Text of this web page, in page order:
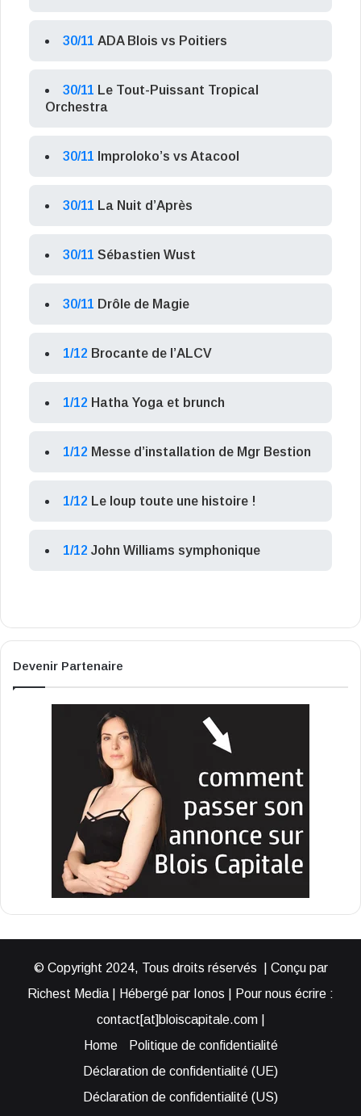
30/11 ADA Blois vs Poitiers
30/11 Le Tout-Puissant Tropical
Orchestra
30/11 Improloko’s vs Atacool
30/11 La Nuit d’Après
30/11 Sébastien Wust
30/11 Drôle de Magie
1/12 Brocante de l’ALCV
1/12 Hatha Yoga et brunch
1/12 Messe d’installation de Mgr Bestion
1/12 Le loup toute une histoire !
1/12 John Williams symphonique
Devenir Partenaire
© Copyright 2024, Tous droits réservés | Conçu par
Richest Media | Hébergé par Ionos | Pour nous écrire :
contact[at]bloiscapitale.com |
Home
Politique de confidentialité
Déclaration de confidentialité (UE)
Déclaration de confidentialité (US)